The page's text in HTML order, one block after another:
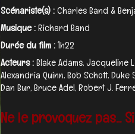
Scénariste(s) :Charles Band &
Musique :Richard Band
Durée du film :1h22
Acteurs :Blake Adams, Jacqueline
Alexandria Quinn, Bob Schott,
Dan Bur, Bruce Adel, Robert J.
Ne le provoquez pas...